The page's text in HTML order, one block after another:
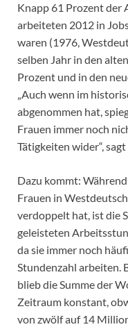
Knapp 61 Prozent der
arbeiteten 2012 in
waren (1976,
selben Jahr in den
Prozent und in den
„Auch wenn im
abgenommen hat,
Frauen immer noch
Tätigkeiten wider“,
Dazu kommt:
Frauen in
verdoppelt hat, ist die
geleisteten
da sie immer noch
Stundenzahl arbeiten.
blieb die Summe der
Zeitraum konstant,
von zwölf auf 14